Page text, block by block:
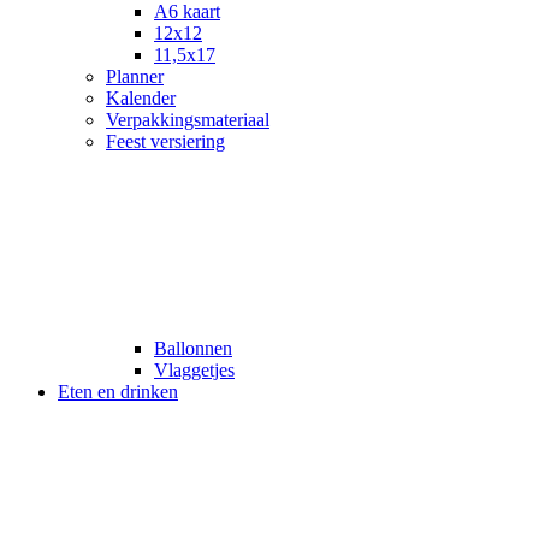
A6 kaart
12x12
11,5x17
Planner
Kalender
Verpakkingsmateriaal
Feest versiering
Ballonnen
Vlaggetjes
Eten en drinken